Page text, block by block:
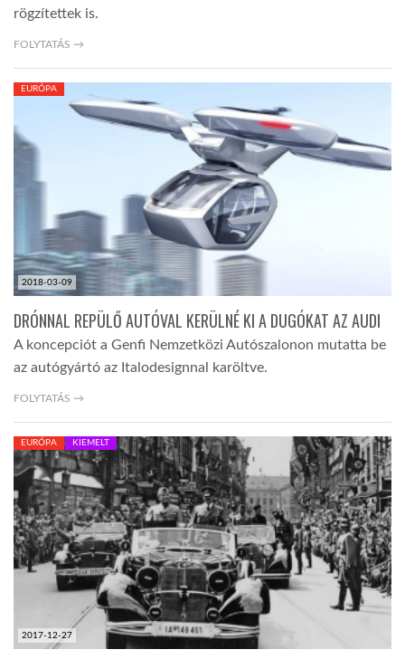
rögzítettek is.
FOLYTATÁS →
2018-03-09
EURÓPA
DRÓNNAL REPÜLŐ AUTÓVAL KERÜLNÉ KI A DUGÓKAT AZ AUDI
A koncepciót a Genfi Nemzetközi Autószalonon mutatta be
az autógyártó az Italodesignnal karöltve.
FOLYTATÁS →
2017-12-27
EURÓPA KIEMELT